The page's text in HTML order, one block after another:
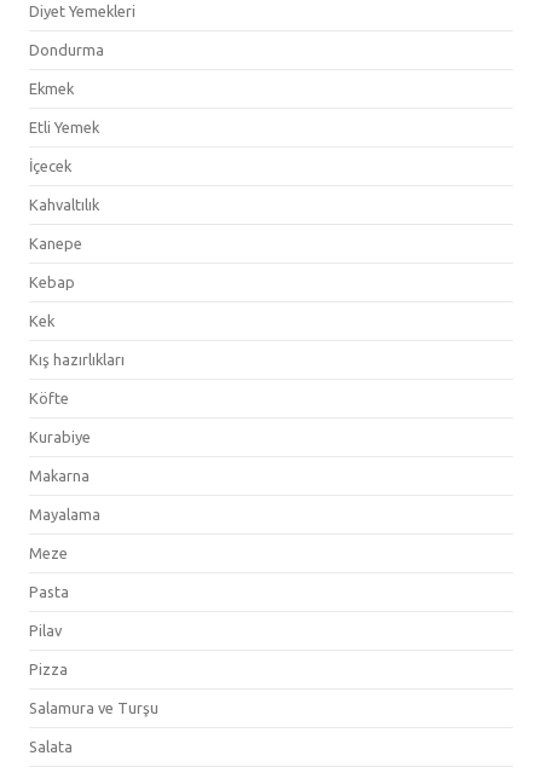
Diyet Yemekleri
Dondurma
Ekmek
Etli Yemek
İçecek
Kahvaltılık
Kanepe
Kebap
Kek
Kış hazırlıkları
Köfte
Kurabiye
Makarna
Mayalama
Meze
Pasta
Pilav
Pizza
Salamura ve Turşu
Salata